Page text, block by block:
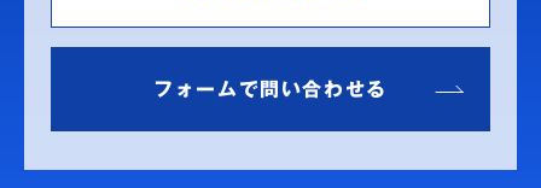
フォームで問い合わせる